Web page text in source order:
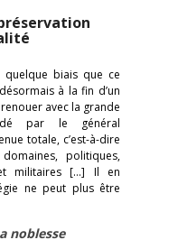
quelque biais que ce
à la fin d’un
avec la grande
par le général
totale, c’est-à-dire
politiques,
militaires […] Il en
ne peut plus être
noblesse